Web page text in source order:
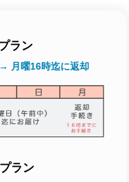
ラン
月曜16時迄に返却
ラン